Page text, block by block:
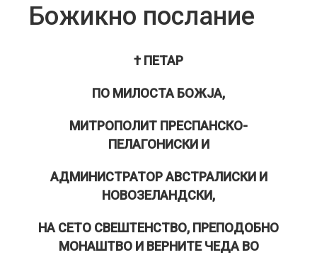
Божикно послание
† ПЕТАР
ПО МИЛОСТА БОЖЈА,
МИТРОПОЛИТ ПРЕСПАНСКО-
ПЕЛАГОНИСКИ И
АДМИНИСТРАТОР АВСТРАЛИСКИ И
НОВОЗЕЛАНДСКИ,
НА СЕТО СВЕШТЕНСТВО, ПРЕПОДОБНО
МОНАШТВО И ВЕРНИТЕ ЧЕДА ВО